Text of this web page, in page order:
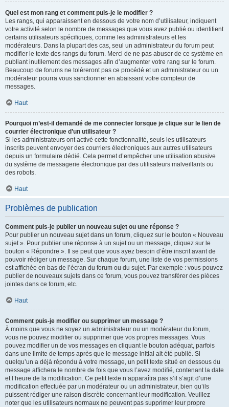
Quel est mon rang et comment puis-je le modifier ?
Les rangs, qui apparaissent en dessous de votre nom d’utilisateur, indiquent
votre activité selon le nombre de messages que vous avez publié ou identifient
certains utilisateurs spécifiques, comme les administrateurs et les
modérateurs. Dans la plupart des cas, seul un administrateur du forum peut
modifier le texte des rangs du forum. Merci de ne pas abuser de ce système en
publiant inutilement des messages afin d’augmenter votre rang sur le forum.
Beaucoup de forums ne toléreront pas ce procédé et un administrateur ou un
modérateur pourra vous sanctionner en abaissant votre compteur de
messages.
Haut
Pourquoi m’est-il demandé de me connecter lorsque je clique sur le lien de
courrier électronique d’un utilisateur ?
Si les administrateurs ont activé cette fonctionnalité, seuls les utilisateurs
inscrits peuvent envoyer des courriers électroniques aux autres utilisateurs
depuis un formulaire dédié. Cela permet d’empêcher une utilisation abusive
du système de messagerie électronique par des utilisateurs malveillants ou
des robots.
Haut
Problèmes de publication
Comment puis-je publier un nouveau sujet ou une réponse ?
Pour publier un nouveau sujet dans un forum, cliquez sur le bouton « Nouveau
sujet ». Pour publier une réponse à un sujet ou un message, cliquez sur le
bouton « Répondre ». Il se peut que vous ayez besoin d’être inscrit avant de
pouvoir rédiger un message. Sur chaque forum, une liste de vos permissions
est affichée en bas de l’écran du forum ou du sujet. Par exemple : vous pouvez
publier de nouveaux sujets dans ce forum, vous pouvez transférer des pièces
jointes dans ce forum, etc.
Haut
Comment puis-je modifier ou supprimer un message ?
À moins que vous ne soyez un administrateur ou un modérateur du forum,
vous ne pouvez modifier ou supprimer que vos propres messages. Vous
pouvez modifier un de vos messages en cliquant le bouton adéquat, parfois
dans une limite de temps après que le message initial ait été publié. Si
quelqu’un a déjà répondu à votre message, un petit texte situé en dessous du
message affichera le nombre de fois que vous l’avez modifié, contenant la date
et l’heure de la modification. Ce petit texte n’apparaîtra pas s’il s’agit d’une
modification effectuée par un modérateur ou un administrateur, bien qu’ils
puissent rédiger une raison discrète concernant leur modification. Veuillez
noter que les utilisateurs normaux ne peuvent pas supprimer leur propre